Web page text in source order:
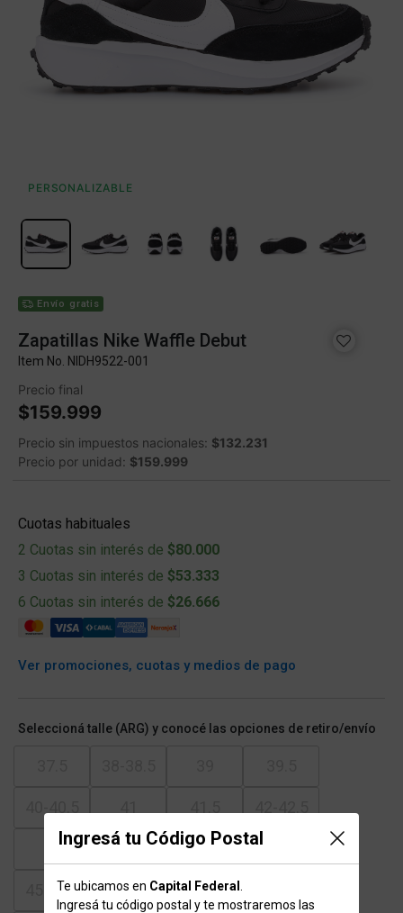
Ingresá tu Código Postal
Te ubicamos en Capital Federal
Ingresá tu código postal y te mostraremos las
PERSONALIZABLE
Envío gratis
Zapatillas Nike Waffle Debut
Item No. NIDH9522-001
Precio final
$159.999
Precio sin impuestos nacionales: $132.231
Precio por unidad: $159.999
Cuotas habituales
2 Cuotas sin interés de $80.000
3 Cuotas sin interés de $53.333
6 Cuotas sin interés de $26.666
Ver promociones, cuotas y medios de pago
Seleccioná talle (ARG) y conocé las opciones de retiro/envío
43 43.5 44
45-45.5 46 46.5